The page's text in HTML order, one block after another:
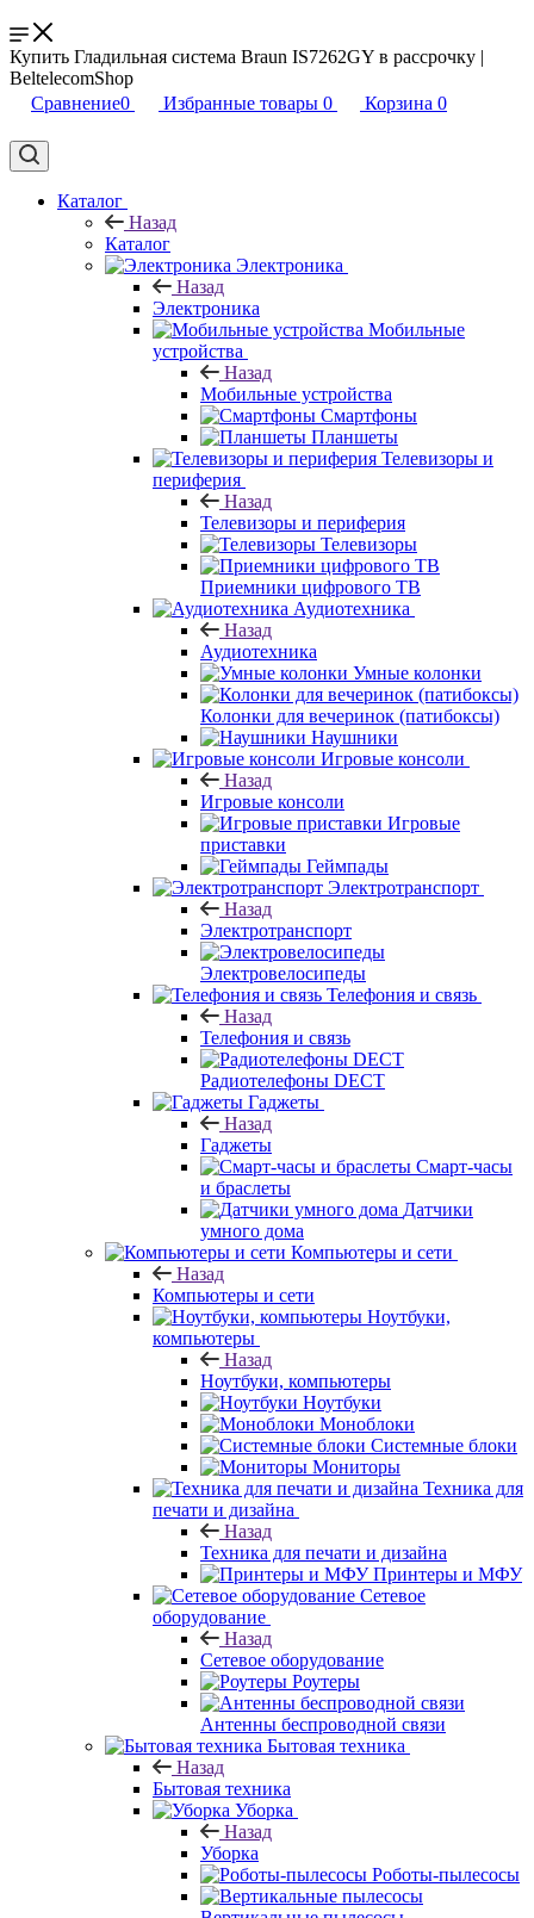
Купить Гладильная система Braun IS7262GY в рассрочку |
BeltelecomShop
Сравнение0 Избранные товары 0 Корзина 0
Каталог
Назад
Каталог
Электроника
Назад
Электроника
Мобильные
устройства
Назад
Мобильные устройства
Смартфоны
Планшеты
Телевизоры и
периферия
Назад
Телевизоры и периферия
Телевизоры
Приемники цифрового ТВ
Аудиотехника
Назад
Аудиотехника
Умные колонки
Колонки для вечеринок (патибоксы)
Наушники
Игровые консоли
Назад
Игровые консоли
Игровые
приставки
Геймпады
Электротранспорт
Назад
Электротранспорт
Электровелосипеды
Телефония и связь
Назад
Телефония и связь
Радиотелефоны DECT
Гаджеты
Назад
Гаджеты
Смарт-часы
и браслеты
Датчики
умного дома
Компьютеры и сети
Назад
Компьютеры и сети
Ноутбуки,
компьютеры
Назад
Ноутбуки, компьютеры
Ноутбуки
Моноблоки
Системные блоки
Мониторы
Техника для
печати и дизайна
Назад
Техника для печати и дизайна
Принтеры и МФУ
Сетевое
оборудование
Назад
Сетевое оборудование
Роутеры
Антенны беспроводной связи
Бытовая техника
Назад
Бытовая техника
Уборка
Назад
Уборка
Роботы-пылесосы